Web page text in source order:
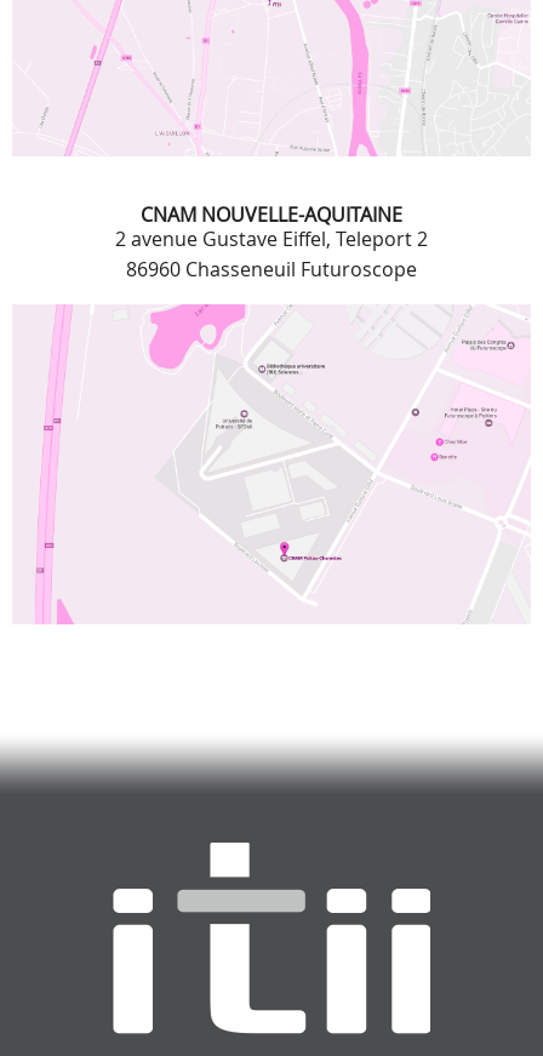
CNAM NOUVELLE-AQUITAINE
2 avenue Gustave Eiffel, Teleport 2
86960 Chasseneuil Futuroscope